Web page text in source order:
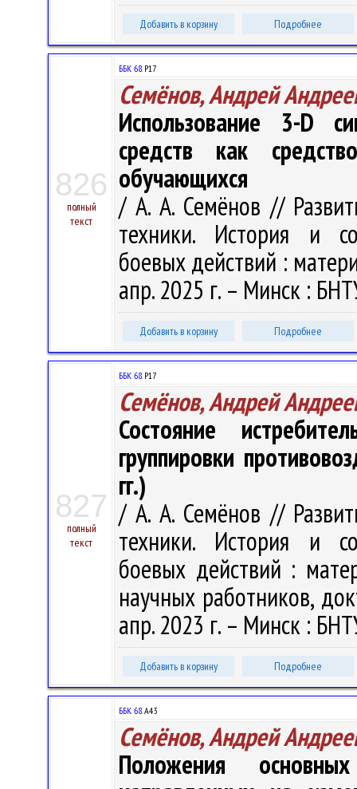
Добавить в корзину Подробнее
826
полный
текст
ББК 68.Р17
Семёнов, Андрей
Использование 3-D
средств как
обучающихся
/ А. А. Семёнов //
техники. История и
боевых действий :
апр. 2025 г. – Минск :
Добавить в корзину Подробнее
827
полный
текст
ББК 68.Р17
Семёнов, Андрей
Состояние
группировки
гг.)
/ А. А. Семёнов //
техники. История и
боевых действий :
научных работников,
апр. 2023 г. – Минск :
Добавить в корзину Подробнее
ББК 68.А43
Семёнов, Андрей
Положения